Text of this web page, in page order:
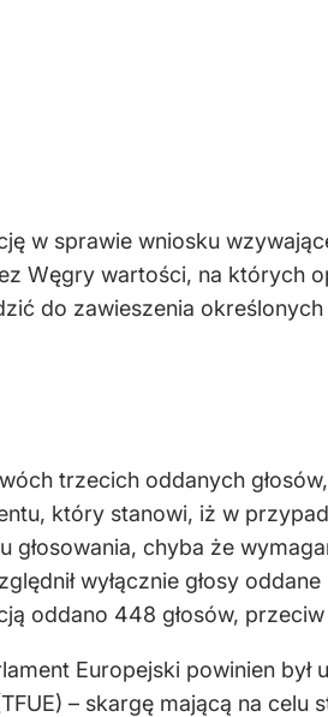
w sprawie wniosku
Węgry wartości, na których
do zawieszenia
trzecich oddanych
który stanowi, iż w
chyba że
wyłącznie głosy
oddano 448 głosów, przeciw
Europejski powinien był
– skargę mającą na celu